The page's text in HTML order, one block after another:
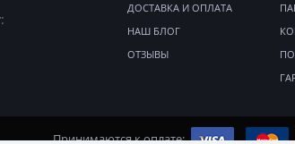
ДОСТАВКА И ОПЛАТА
НАШ БЛОГ
ОТЗЫВЫ
Принимаются к оплате: